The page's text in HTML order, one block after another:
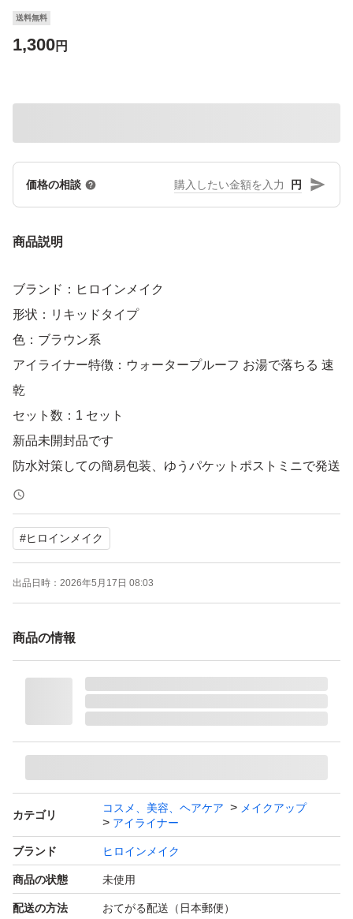
送料無料
1,300円
価格の相談 円
商品説明
ブランド：ヒロインメイク
形状：リキッドタイプ
色：ブラウン系
アイライナー特徴：ウォータープルーフ お湯で落ちる 速
乾
セット数：1 セット
新品未開封品です
防水対策しての簡易包装、ゆうパケットポストミニで発送
いたします
#ヒロインメイク
出品日時： 2026年5月17日 08:03
商品の情報
カテゴリ
コスメ、美容、ヘアケア
メイクアップ
アイライナー
ブランド ヒロインメイク
商品の状態 未使用
配送の方法 おてがる配送（日本郵便）